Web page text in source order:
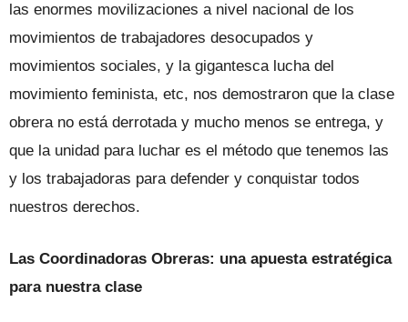
las enormes movilizaciones a nivel nacional de los
movimientos de trabajadores desocupados y
movimientos sociales, y la gigantesca lucha del
movimiento feminista, etc, nos demostraron que la clase
obrera no está derrotada y mucho menos se entrega, y
que la unidad para luchar es el método que tenemos las
y los trabajadoras para defender y conquistar todos
nuestros derechos.
Las Coordinadoras Obreras: una apuesta estratégica
para nuestra clase